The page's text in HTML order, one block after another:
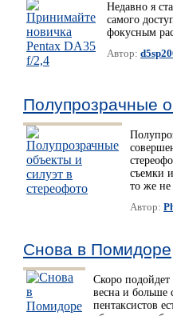
Недавно я
самого
фокусным
Автор:
Полупрозрачные
съемки
то же не
Автор:
Снова в Помидоре
Скоро
весна и больше
пентаксистов